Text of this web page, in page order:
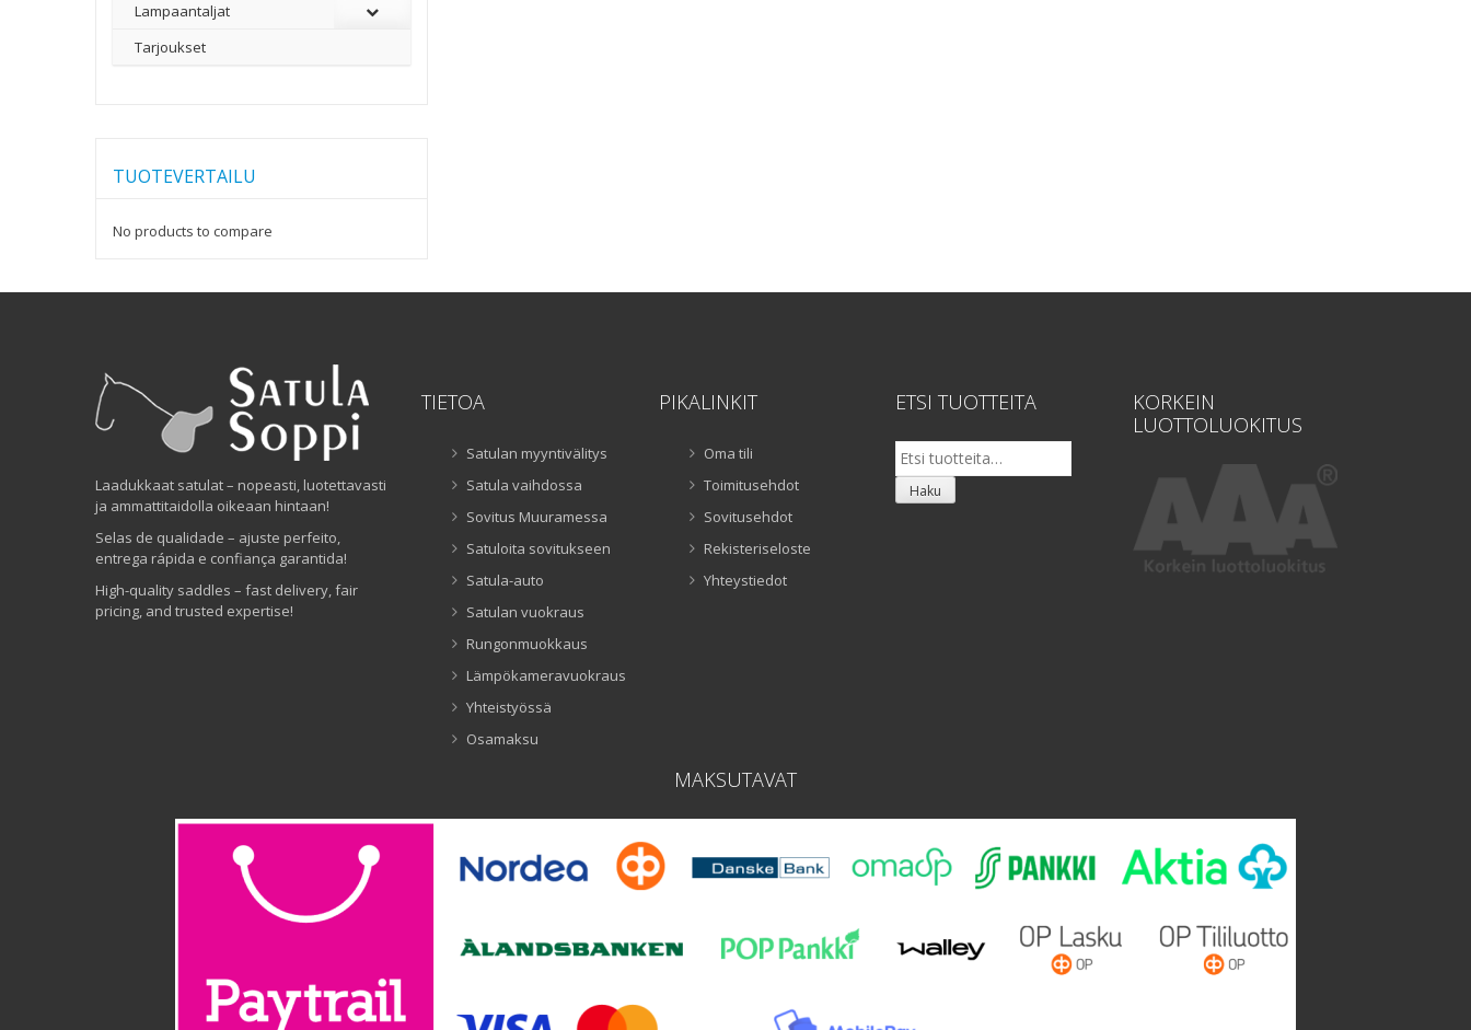
Lampaantaljat
Tarjoukset
TUOTEVERTAILU
No products to compare
Laadukkaat satulat – nopeasti, luotettavasti
ja ammattitaidolla oikeaan hintaan!
Selas de qualidade – ajuste perfeito,
entrega rápida e confiança garantida!
High-quality saddles – fast delivery, fair
pricing, and trusted expertise!
TIETOA
Satulan myyntivälitys
Satula vaihdossa
Sovitus Muuramessa
Satuloita sovitukseen
Satula-auto
Satulan vuokraus
Rungonmuokkaus
Lämpökameravuokraus
Yhteistyössä
Osamaksu
PIKALINKIT
Oma tili
Toimitusehdot
Sovitusehdot
Rekisteriseloste
Yhteystiedot
ETSI TUOTTEITA
Etsi:
Haku
KORKEIN
LUOTTOLUOKITUS
MAKSUTAVAT